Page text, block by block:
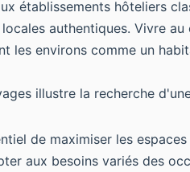
établissements hôteliers
authentiques. Vivre
les environs comme un
illustre la recherche
de maximiser les
aux besoins variés des